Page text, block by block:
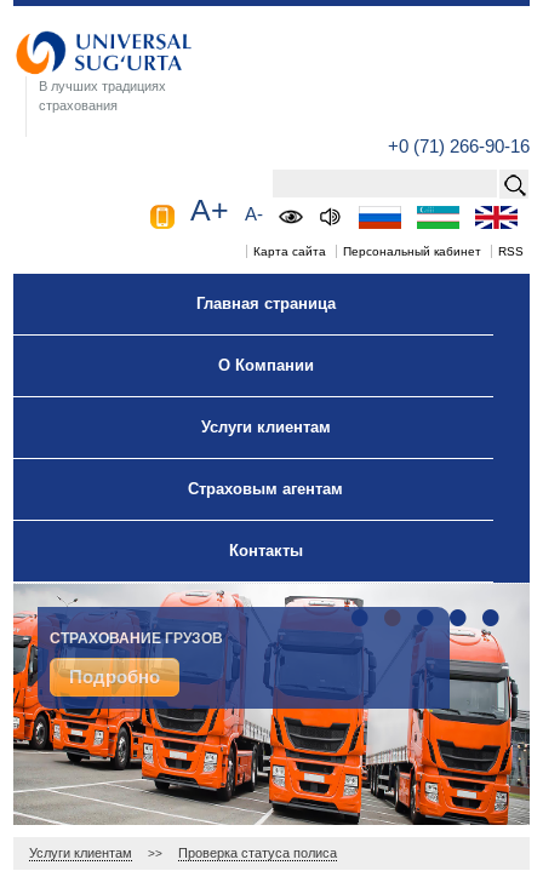
В лучших традициях
страхования
+0 (71) 266-90-16
A+ A-
Карта сайта Персональный кабинет RSS
Главная страница
О Компании
Услуги клиентам
Страховым агентам
Контакты
ДОБРОВОЛЬНОЕ МЕДИЦИНСКОЕ СТРАХОВАНИЕ
Подробно
СТРАХОВАНИЕ ГРУЗОВ
Подробно
•••••
Услуги клиентам >> Проверка статуса полиса